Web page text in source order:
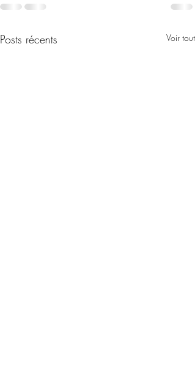
Posts récents Voir tout